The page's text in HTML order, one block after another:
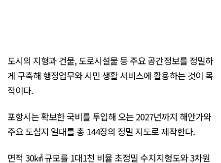
도시의 지형과 건물, 도로시설물 등 주요 공간정보를 정밀하
게 구축해 행정업무와 시민 생활 서비스에 활용하는 것이 목
적이다.
포항시는 확보한 국비를 투입해 오는 2027년까지 해안가와
주요 도심지 일대를 총 144장의 정밀 지도로 제작한다.
면적 30㎢ 규모를 1대1천 비율 초정밀 수치지형도와 3차원